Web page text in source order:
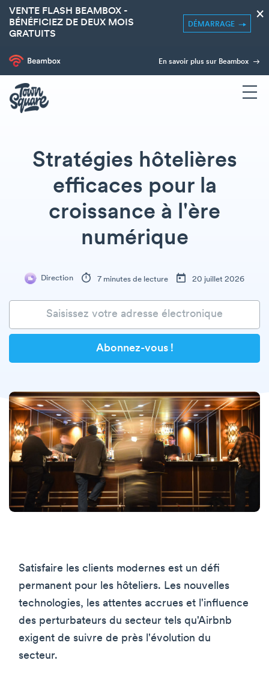
VENTE FLASH BEAMBOX -
BÉNÉFICIEZ DE DEUX MOIS
GRATUITS
DÉMARRAGE
×
En savoir plus sur Beambox
Stratégies hôtelières
efficaces pour la
croissance à l'ère
numérique
Direction 7 minutes de lecture 20 juillet 2026
Satisfaire les clients modernes est un défi
permanent pour les hôteliers. Les nouvelles
technologies, les attentes accrues et l'influence
des perturbateurs du secteur tels qu'Airbnb
exigent de suivre de près l'évolution du
secteur.